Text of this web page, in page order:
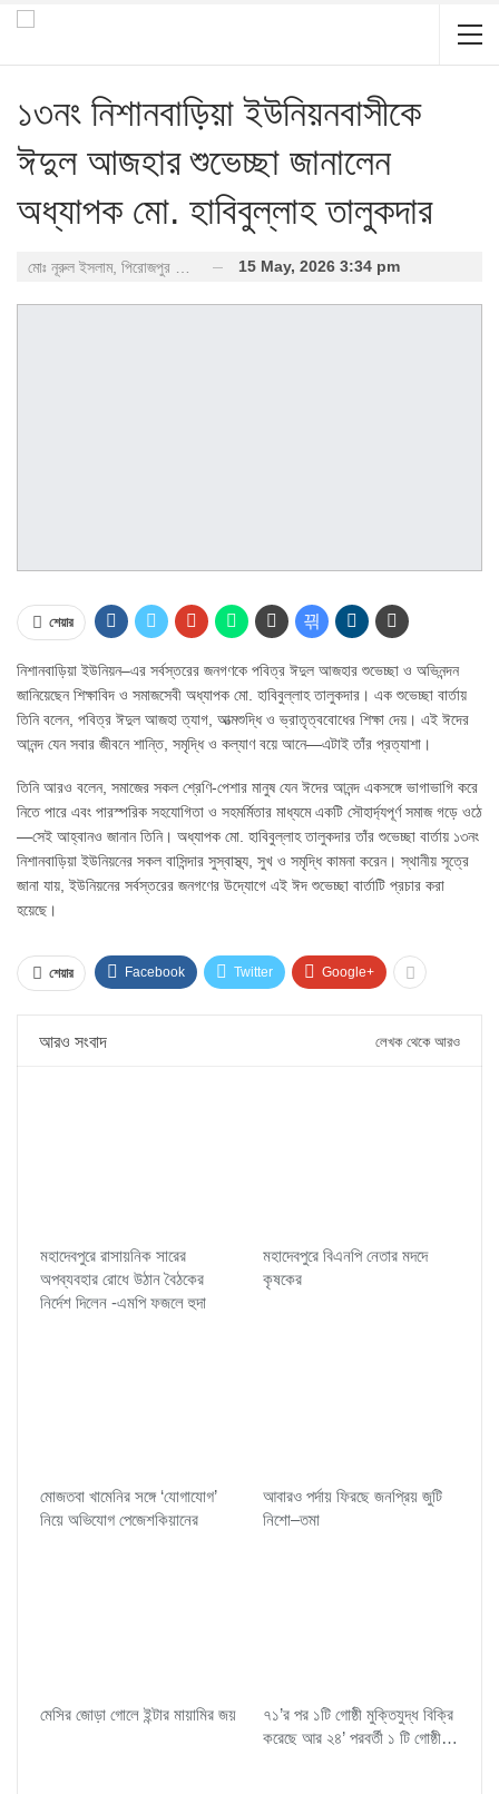
১৩নং নিশানবাড়িয়া ইউনিয়নবাসীকে
ঈদুল আজহার শুভেচ্ছা জানালেন
অধ্যাপক মো. হাবিবুল্লাহ তালুকদার
মোঃ নূরুল ইসলাম, পিরোজপুর প্রতিনিধি 15 May, 2026 3:34 pm
শেয়ার
নিশানবাড়িয়া ইউনিয়ন–এর সর্বস্তরের জনগণকে পবিত্র ঈদুল আজহার শুভেচ্ছা ও অভিনন্দন
জানিয়েছেন শিক্ষাবিদ ও সমাজসেবী অধ্যাপক মো. হাবিবুল্লাহ তালুকদার। এক শুভেচ্ছা বার্তায়
তিনি বলেন, পবিত্র ঈদুল আজহা ত্যাগ, আত্মশুদ্ধি ও ভ্রাতৃত্ববোধের শিক্ষা দেয়। এই ঈদের
আনন্দ যেন সবার জীবনে শান্তি, সমৃদ্ধি ও কল্যাণ বয়ে আনে—এটাই তাঁর প্রত্যাশা।
তিনি আরও বলেন, সমাজের সকল শ্রেণি-পেশার মানুষ যেন ঈদের আনন্দ একসঙ্গে ভাগাভাগি করে
নিতে পারে এবং পারস্পরিক সহযোগিতা ও সহমর্মিতার মাধ্যমে একটি সৌহার্দ্যপূর্ণ সমাজ গড়ে ওঠে
—সেই আহ্বানও জানান তিনি। অধ্যাপক মো. হাবিবুল্লাহ তালুকদার তাঁর শুভেচ্ছা বার্তায় ১৩নং
নিশানবাড়িয়া ইউনিয়নের সকল বাসিন্দার সুস্বাস্থ্য, সুখ ও সমৃদ্ধি কামনা করেন। স্থানীয় সূত্রে
জানা যায়, ইউনিয়নের সর্বস্তরের জনগণের উদ্যোগে এই ঈদ শুভেচ্ছা বার্তাটি প্রচার করা
হয়েছে।
শেয়ার Facebook Twitter Google+
আরও সংবাদ লেখক থেকে আরও
মহাদেবপুরে রাসায়নিক সারের
অপব্যবহার রোধে উঠান বৈঠকের
নির্দেশ দিলেন -এমপি ফজলে হুদা
মহাদেবপুরে বিএনপি নেতার মদদে
কৃষকের
মোজতবা খামেনির সঙ্গে ‘যোগাযোগ’
নিয়ে অভিযোগ পেজেশকিয়ানের
আবারও পর্দায় ফিরছে জনপ্রিয় জুটি
নিশো–তমা
মেসির জোড়া গোলে ইন্টার মায়ামির জয়
৭১’র পর ১টি গোষ্ঠী মুক্তিযুদ্ধ বিক্রি
করেছে আর ২৪’ পরবর্তী ১ টি গোষ্ঠী…